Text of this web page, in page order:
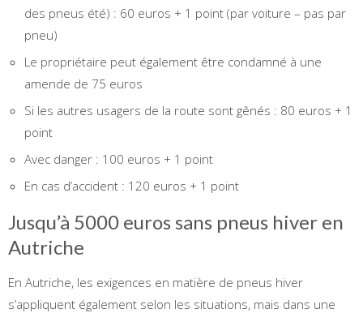
des pneus été) : 60 euros + 1 point (par voiture – pas par
pneu)
Le propriétaire peut également être condamné à une
amende de 75 euros
Si les autres usagers de la route sont gênés : 80 euros + 1
point
Avec danger : 100 euros + 1 point
En cas d’accident : 120 euros + 1 point
Jusqu’à 5000 euros sans pneus hiver en
Autriche
En Autriche, les exigences en matière de pneus hiver
s’appliquent également selon les situations, mais dans une